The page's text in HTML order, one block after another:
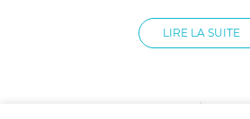
deviendront vite ses jouets fétiches.
Un hochet, ce petit objet fétiche,
LIRE LA SUITE